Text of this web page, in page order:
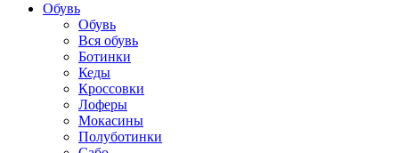
Обувь
Обувь
Вся обувь
Ботинки
Кеды
Кроссовки
Лоферы
Мокасины
Полуботинки